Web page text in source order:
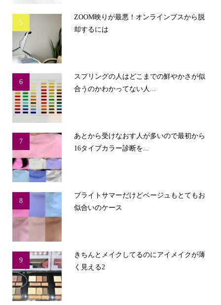
5
ZOOM映りが最悪！オンラインブスから脱
却するには
6
スプリングの人はどこまでの鮮やかさが似
合うのかわかってない人...
7
あとから受けなおす人が多いので最初から
16タイプカラー診断を...
8
ブライトサマーだけどベージュもとてもお
似合いのケース
9
きちんとメイクしてるのにアイメイクが薄
く見える2